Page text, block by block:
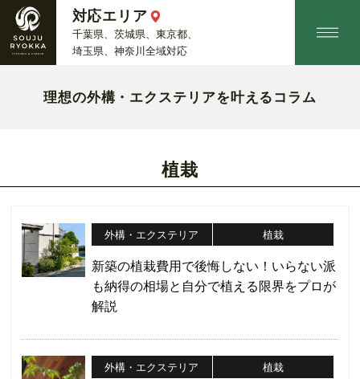
対応エリア
千葉県、茨城県、東京都、
埼玉県、神奈川全域対応
理想の外構・エクステリアを叶えるコラム
植栽
外構・エクステリア 植栽
新築の植栽費用で後悔しない！いらない派
も納得の相場と自分で植える限界をプロが
解説
外構・エクステリア 植栽